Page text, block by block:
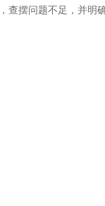
摆问题不足，并明